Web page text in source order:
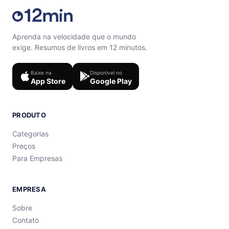
Aprenda na velocidade que o mundo
exige. Resumos de livros em 12 minutos.
Baixe na
App Store
Disponível no
Google Play
PRODUTO
Categorias
Preços
Para Empresas
EMPRESA
Sobre
Contato